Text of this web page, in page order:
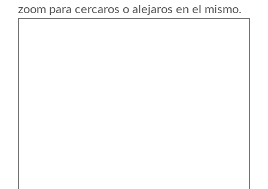
zoom para cercaros o alejaros en el mismo.